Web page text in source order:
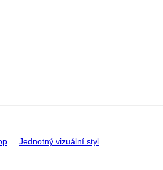
Jednotný vizuální styl